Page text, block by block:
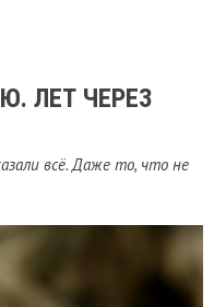
ЛЕТ ЧЕРЕЗ
всё. Даже то, что не